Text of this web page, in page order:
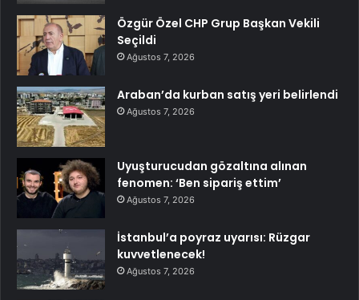
Özgür Özel CHP Grup Başkan Vekili
Seçildi
Ağustos 7, 2026
Araban’da kurban satış yeri belirlendi
Ağustos 7, 2026
Uyuşturucudan gözaltına alınan
fenomen: ‘Ben sipariş ettim’
Ağustos 7, 2026
İstanbul’a poyraz uyarısı: Rüzgar
kuvvetlenecek!
Ağustos 7, 2026